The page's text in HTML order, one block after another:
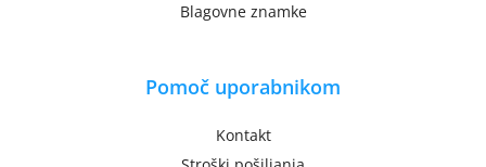
Blagovne znamke
Pomoč uporabnikom
Kontakt